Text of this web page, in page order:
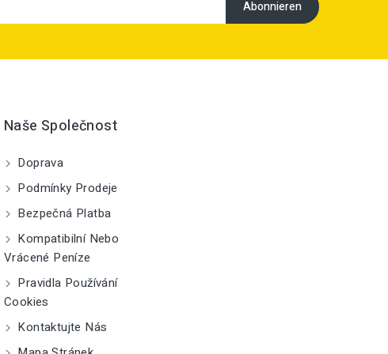
Naše Společnost
Doprava
Podmínky Prodeje
Bezpečná Platba
Kompatibilní Nebo
Vrácené Peníze
Pravidla Používání
Cookies
Kontaktujte Nás